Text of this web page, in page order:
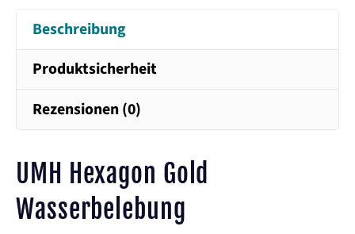
Beschreibung
Produktsicherheit
Rezensionen (0)
UMH Hexagon Gold
Wasserbelebung